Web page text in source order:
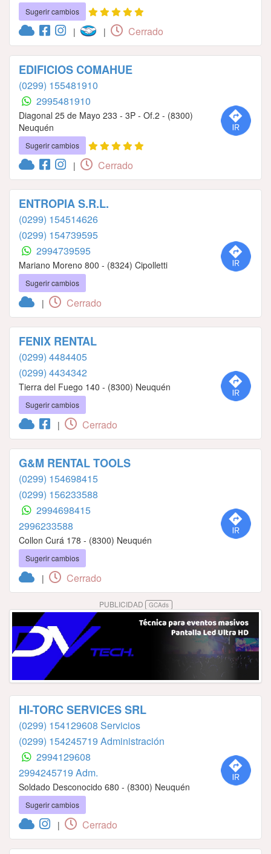
Sugerir cambios
| | Cerrado
EDIFICIOS COMAHUE
(0299) 155481910
2995481910
Diagonal 25 de Mayo 233 - 3P - Of.2 - (8300)
Neuquén
Sugerir cambios
| Cerrado
ENTROPIA S.R.L.
(0299) 154514626
(0299) 154739595
2994739595
Mariano Moreno 800 - (8324) Cipolletti
Sugerir cambios
| Cerrado
FENIX RENTAL
(0299) 4484405
(0299) 4434342
Tierra del Fuego 140 - (8300) Neuquén
Sugerir cambios
| Cerrado
G&M RENTAL TOOLS
(0299) 154698415
(0299) 156233588
2994698415
2996233588
Collon Curá 178 - (8300) Neuquén
Sugerir cambios
| Cerrado
PUBLICIDAD GCAds
HI-TORC SERVICES SRL
(0299) 154129608 Servicios
(0299) 154245719 Administración
2994129608
2994245719 Adm.
Soldado Desconocido 680 - (8300) Neuquén
Sugerir cambios
| Cerrado